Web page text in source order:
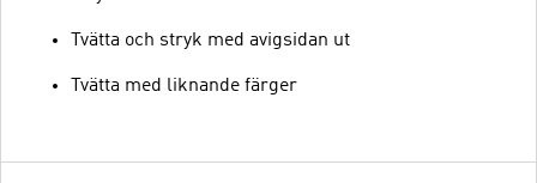
Tvätta och stryk med avigsidan ut
Tvätta med liknande färger